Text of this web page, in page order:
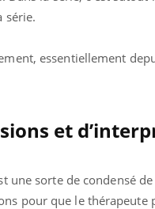
série.
essentiellement
et
sorte de condensé de
pour que le thérapeute